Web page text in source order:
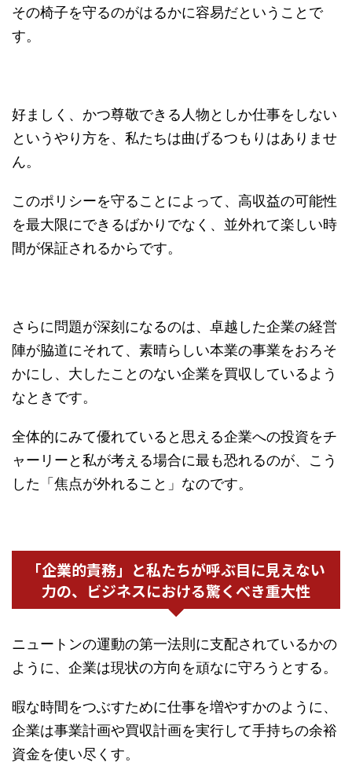
その椅子を守るのがはるかに容易だということで
す。
好ましく、かつ尊敬できる人物としか仕事をしない
というやり方を、私たちは曲げるつもりはありませ
ん。
このポリシーを守ることによって、高収益の可能性
を最大限にできるばかりでなく、並外れて楽しい時
間が保証されるからです。
さらに問題が深刻になるのは、卓越した企業の経営
陣が脇道にそれて、素晴らしい本業の事業をおろそ
かにし、大したことのない企業を買収しているよう
なときです。
全体的にみて優れていると思える企業への投資をチ
ャーリーと私が考える場合に最も恐れるのが、こう
した「焦点が外れること」なのです。
「企業的責務」と私たちが呼ぶ目に見えない
力の、ビジネスにおける驚くべき重大性
ニュートンの運動の第一法則に支配されているかの
ように、企業は現状の方向を頑なに守ろうとする。
暇な時間をつぶすために仕事を増やすかのように、
企業は事業計画や買収計画を実行して手持ちの余裕
資金を使い尽くす。